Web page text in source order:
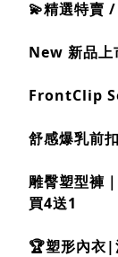
💫精選特賣
New 新品上
FrontClip
舒感爆乳前
雕臀塑型褲
買4送1
🏆塑形內衣|